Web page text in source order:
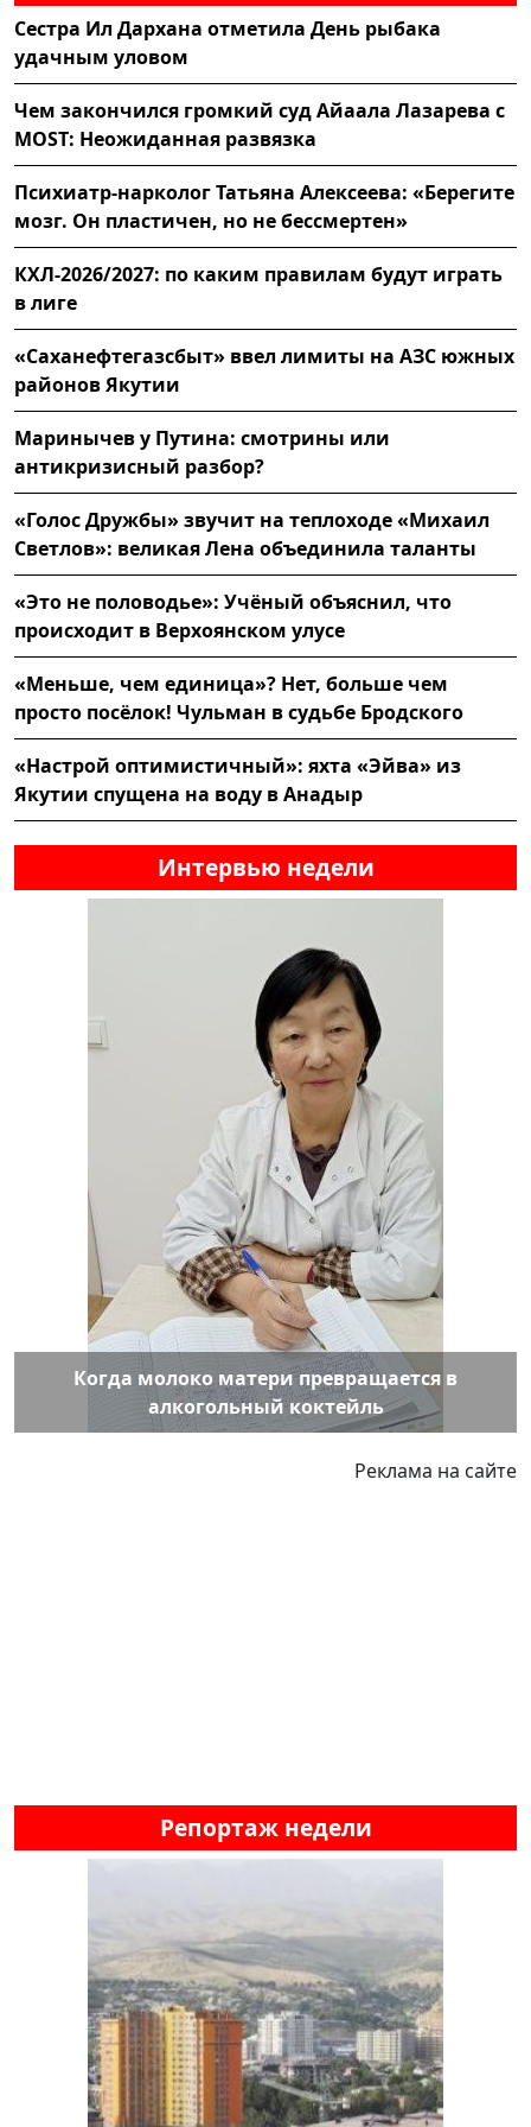
Сестра Ил Дархана отметила День рыбака
удачным уловом
Чем закончился громкий суд Айаала Лазарева с
MOST: Неожиданная развязка
Психиатр-нарколог Татьяна Алексеева: «Берегите
мозг. Он пластичен, но не бессмертен»
КХЛ-2026/2027: по каким правилам будут играть
в лиге
«Саханефтегазсбыт» ввел лимиты на АЗС южных
районов Якутии
Маринычев у Путина: смотрины или
антикризисный разбор?
«Голос Дружбы» звучит на теплоходе «Михаил
Светлов»: великая Лена объединила таланты
«Это не половодье»: Учёный объяснил, что
происходит в Верхоянском улусе
«Меньше, чем единица»? Нет, больше чем
просто посёлок! Чульман в судьбе Бродского
«Настрой оптимистичный»: яхта «Эйва» из
Якутии спущена на воду в Анадыр
Интервью недели
Когда молоко матери превращается в
алкогольный коктейль
Реклама на сайте
Репортаж недели